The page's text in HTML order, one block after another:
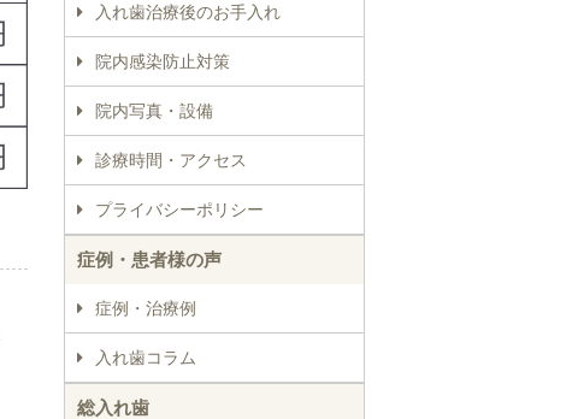
入れ歯治療後のお手入れ
院内感染防止対策
院内写真・設備
診療時間・アクセス
プライバシーポリシー
症例・患者様の声
症例・治療例
入れ歯コラム
総入れ歯